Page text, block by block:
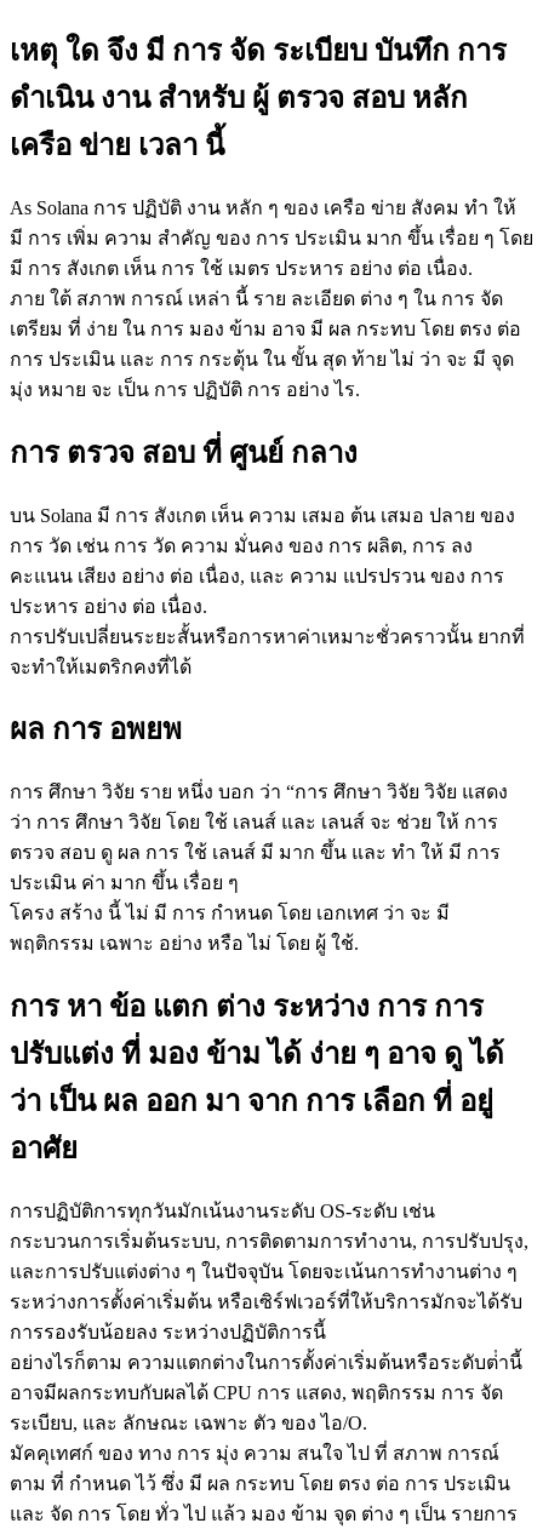
เหตุ ใด จึง มี การ จัด ระเบียบ บันทึก การ
ดําเนิน งาน สําหรับ ผู้ ตรวจ สอบ หลัก
เครือ ข่าย เวลา นี้
As Solana การ ปฏิบัติ งาน หลัก ๆ ของ เครือ ข่าย สังคม ทํา ให้
มี การ เพิ่ม ความ สําคัญ ของ การ ประเมิน มาก ขึ้น เรื่อย ๆ โดย
มี การ สังเกต เห็น การ ใช้ เมตร ประหาร อย่าง ต่อ เนื่อง.
ภาย ใต้ สภาพ การณ์ เหล่า นี้ ราย ละเอียด ต่าง ๆ ใน การ จัด
เตรียม ที่ ง่าย ใน การ มอง ข้าม อาจ มี ผล กระทบ โดย ตรง ต่อ
การ ประเมิน และ การ กระตุ้น ใน ขั้น สุด ท้าย ไม่ ว่า จะ มี จุด
มุ่ง หมาย จะ เป็น การ ปฏิบัติ การ อย่าง ไร.
การ ตรวจ สอบ ที่ ศูนย์ กลาง
บน Solana มี การ สังเกต เห็น ความ เสมอ ต้น เสมอ ปลาย ของ
การ วัด เช่น การ วัด ความ มั่นคง ของ การ ผลิต, การ ลง
คะแนน เสียง อย่าง ต่อ เนื่อง, และ ความ แปรปรวน ของ การ
ประหาร อย่าง ต่อ เนื่อง.
การปรับเปลี่ยนระยะสั้นหรือการหาค่าเหมาะชั่วคราวนั้น ยากที่
จะทําให้เมตริกคงที่ได้
ผล การ อพยพ
การ ศึกษา วิจัย ราย หนึ่ง บอก ว่า “การ ศึกษา วิจัย วิจัย แสดง
ว่า การ ศึกษา วิจัย โดย ใช้ เลนส์ และ เลนส์ จะ ช่วย ให้ การ
ตรวจ สอบ ดู ผล การ ใช้ เลนส์ มี มาก ขึ้น และ ทํา ให้ มี การ
ประเมิน ค่า มาก ขึ้น เรื่อย ๆ
โครง สร้าง นี้ ไม่ มี การ กําหนด โดย เอกเทศ ว่า จะ มี
พฤติกรรม เฉพาะ อย่าง หรือ ไม่ โดย ผู้ ใช้.
การ หา ข้อ แตก ต่าง ระหว่าง การ การ
ปรับแต่ง ที่ มอง ข้าม ได้ ง่าย ๆ อาจ ดู ได้
ว่า เป็น ผล ออก มา จาก การ เลือก ที่ อยู่
อาศัย
การปฏิบัติการทุกวันมักเน้นงานระดับ OS-ระดับ เช่น
กระบวนการเริ่มต้นระบบ, การติดตามการทํางาน, การปรับปรุง,
และการปรับแต่งต่าง ๆ ในปัจจุบัน โดยจะเน้นการทํางานต่าง ๆ
ระหว่างการตั้งค่าเริ่มต้น หรือเซิร์ฟเวอร์ที่ให้บริการมักจะได้รับ
การรองรับน้อยลง ระหว่างปฏิบัติการนี้
อย่างไรก็ตาม ความแตกต่างในการตั้งค่าเริ่มต้นหรือระดับต่ํานี้
อาจมีผลกระทบกับผลได้ CPU การ แสดง, พฤติกรรม การ จัด
ระเบียบ, และ ลักษณะ เฉพาะ ตัว ของ ไอ/O.
มัคคุเทศก์ ของ ทาง การ มุ่ง ความ สนใจ ไป ที่ สภาพ การณ์
ตาม ที่ กําหนด ไว้ ซึ่ง มี ผล กระทบ โดย ตรง ต่อ การ ประเมิน
และ จัด การ โดย ทั่ว ไป แล้ว มอง ข้าม จุด ต่าง ๆ เป็น รายการ